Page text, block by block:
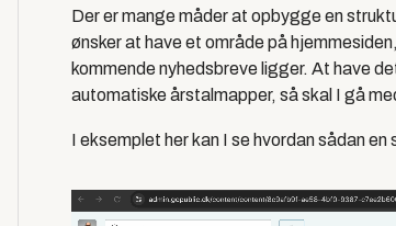
Der er mange måder at opbygge en
ønsker at have et område på
kommende nyhedsbreve ligger. At have
automatiske årstalmapper, så skal I gå
I eksemplet her kan I se hvordan sådan